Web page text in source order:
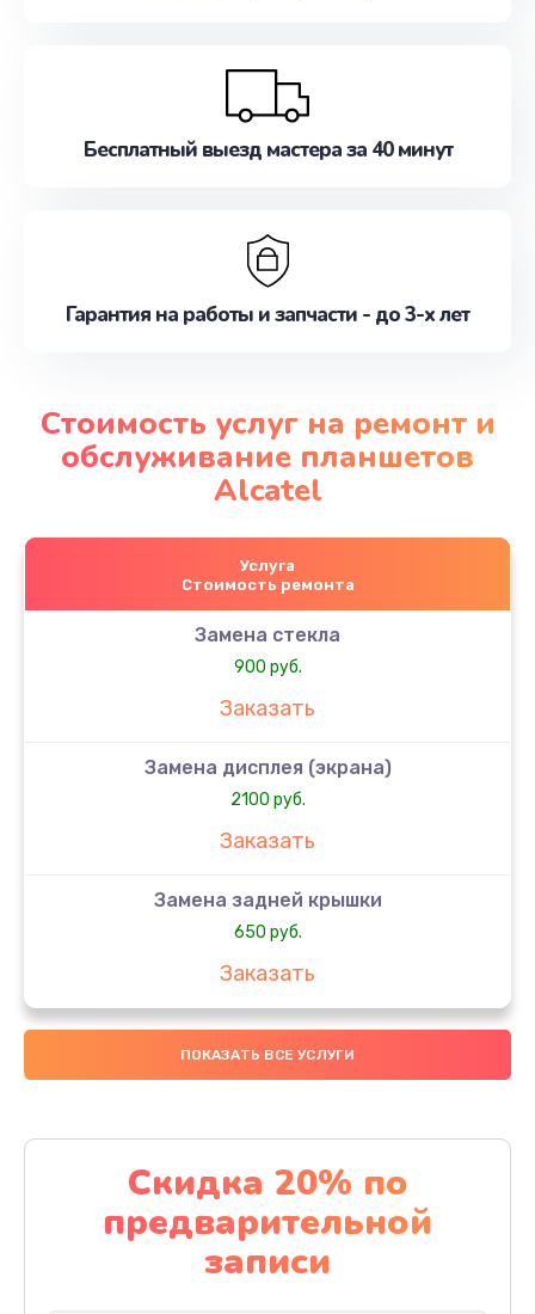
Бесплатный выезд мастера за 40 минут
Гарантия на работы и запчасти - до 3-х лет
Стоимость услуг на ремонт и
обслуживание планшетов
Alcatel
Услуга
Стоимость ремонта
Замена стекла
900 руб.
Заказать
Замена дисплея (экрана)
2100 руб.
Заказать
Замена задней крышки
650 руб.
Заказать
Замена аккумулятора
4000 руб.
Замена материнской платы
1100 руб.
Заказать
ПОКАЗАТЬ ВСЕ УСЛУГИ
Скидка 20% по
предварительной
записи